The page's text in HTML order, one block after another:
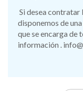
Si desea contratar
disponemos de
que se encarga de
información .